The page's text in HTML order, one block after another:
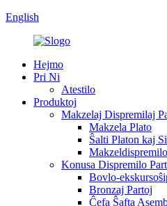
English
Hejmo
Pri Ni
Atestilo
Produktoj
Makzelaj Dispremilaj
Makzela Plato
Ŝalti Platon kaj
Konusa Dispremilo
Bovlo-
Bronzaj Partoj
Ĉefa Ŝafta